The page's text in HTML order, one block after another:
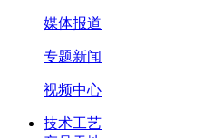
媒体报道
专题新闻
视频中心
技术工艺